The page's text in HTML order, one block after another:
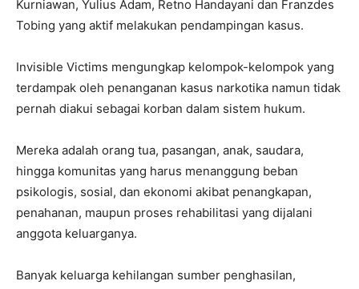
Kurniawan, Yulius Adam, Retno Handayani dan Franzdes
Tobing yang aktif melakukan pendampingan kasus.
Invisible Victims mengungkap kelompok-kelompok yang
terdampak oleh penanganan kasus narkotika namun tidak
pernah diakui sebagai korban dalam sistem hukum.
Mereka adalah orang tua, pasangan, anak, saudara,
hingga komunitas yang harus menanggung beban
psikologis, sosial, dan ekonomi akibat penangkapan,
penahanan, maupun proses rehabilitasi yang dijalani
anggota keluarganya.
Banyak keluarga kehilangan sumber penghasilan,